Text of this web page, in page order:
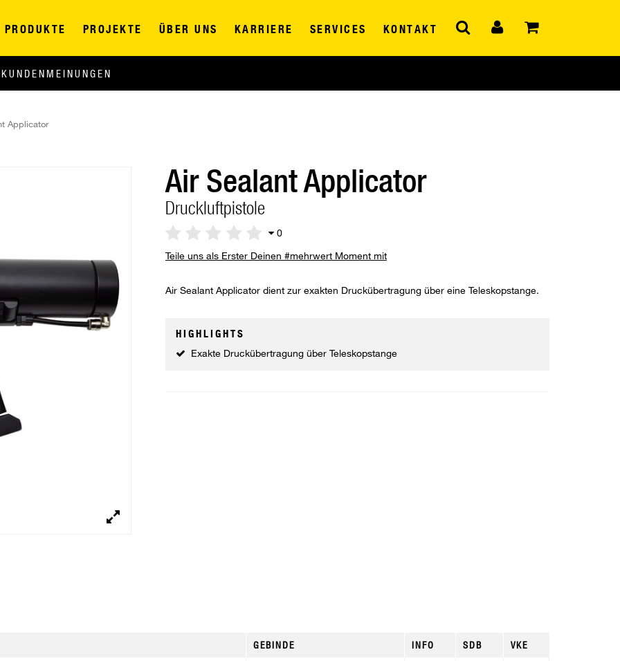
PRODUKTE PROJEKTE ÜBER UNS KARRIERE SERVICES KONTAKT
KUNDENMEINUNGEN
Applicator
Air Sealant Applicator
Druckluftpistole
0
Teile uns als Erster Deinen #mehrwert Moment mit
Air Sealant Applicator dient zur exakten Druckübertragung über eine Teleskopstange.
HIGHLIGHTS
Exakte Druckübertragung über Teleskopstange
GEBINDE INFO SDB VKE